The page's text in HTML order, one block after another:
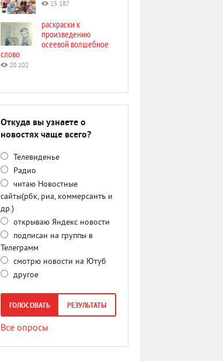
15 187
раскраски к
произведению
осеевой волшебное
слово
20 102
Откуда вы узнаете о
новостях чаще всего?
Телевиденье
Радио
читаю Новостные
сайты(рбк, риа, коммерсантъ и
др.)
открываю Яндекс новости
подписан на группы в
Телеграмм
смотрю новости на Ютуб
другое
ГОЛОСОВАТЬ РЕЗУЛЬТАТЫ
Все опросы